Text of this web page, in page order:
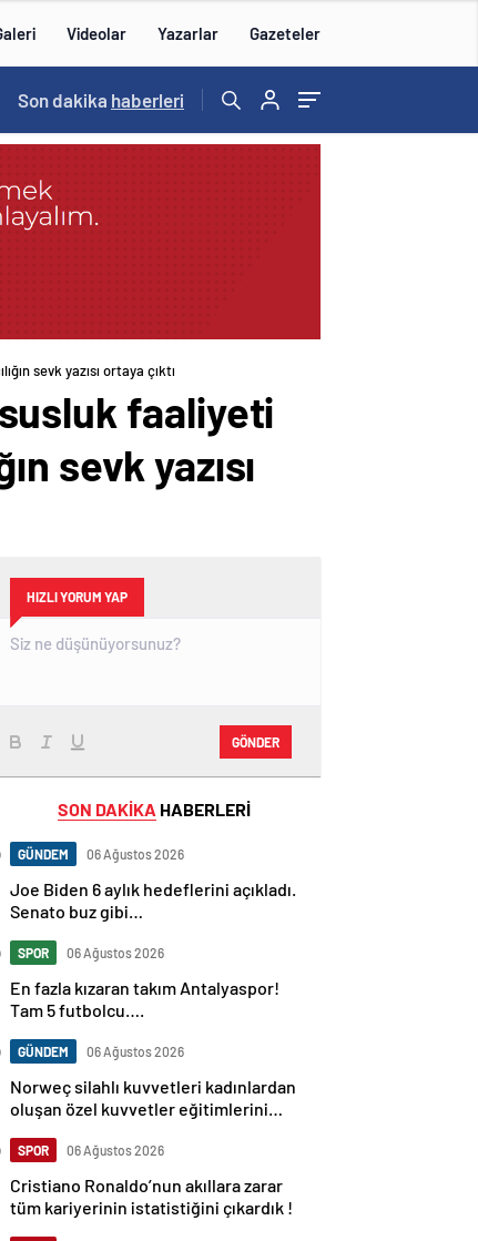
Videolar Yazarlar Gazeteler
15:20 /
Son dakika haberleri
sevk yazısı ortaya çıktı
faaliyeti
sevk yazısı
HIZLI YORUM YAP
GÖNDER
SON DAKİKA HABERLERİ
GÜNDEM 06 Ağustos 2026
Joe Biden 6 aylık hedeflerini açıkladı.
Senato buz gibi…
SPOR 06 Ağustos 2026
En fazla kızaran takım Antalyaspor!
Tam 5 futbolcu….
GÜNDEM 06 Ağustos 2026
Norweç silahlı kuvvetleri kadınlardan
oluşan özel kuvvetler eğitimlerini
SPOR 06 Ağustos 2026
Cristiano Ronaldo’nun akıllara zarar
tüm kariyerinin istatistiğini çıkardık !